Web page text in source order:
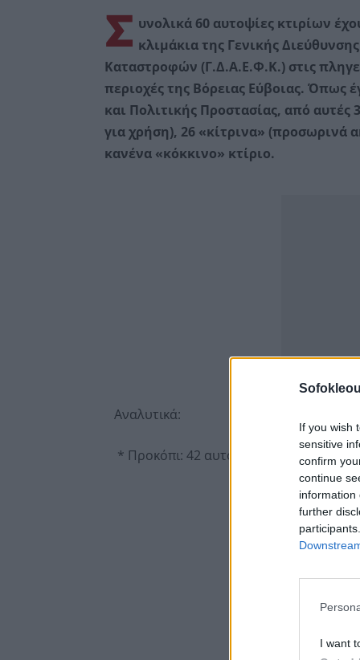
If you wish
sensitive
confirm
continue
information
further
I want
Σ υνολικά 60 αυτοψίες κτιρίων
κλιμάκια της Γενικής
Καταστροφών (Γ.Δ.Α.Ε.Φ.Κ.) στις
περιοχές της Βόρειας Εύβοιας. Όπως
και Πολιτικής Προστασίας, από
για χρήση), 26 «κίτρινα» (προσωρινά
κανένα «κόκκινο» κτίριο.
Αναλυτικά:
* Προκόπι: 42 αυτοψίες (24 πράσινα, 18